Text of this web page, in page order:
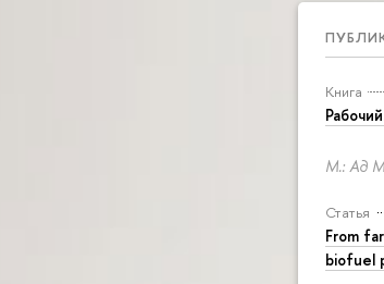
Книга
М.: Ад
Статья
From
biofuel